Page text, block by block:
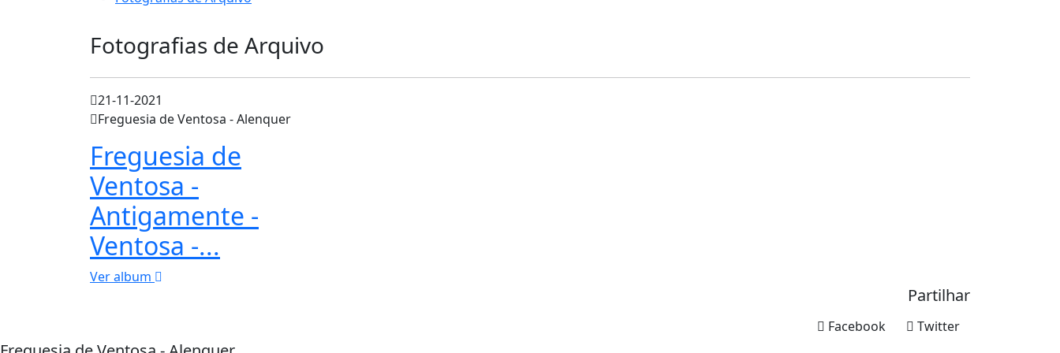
Fotografias de Arquivo
21-11-2021
Freguesia de Ventosa - Alenquer
Freguesia de
Ventosa -
Antigamente -
Ventosa -...
Ver album
Partilhar
Twitter
Facebook